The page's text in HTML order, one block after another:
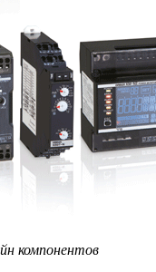
компонентов